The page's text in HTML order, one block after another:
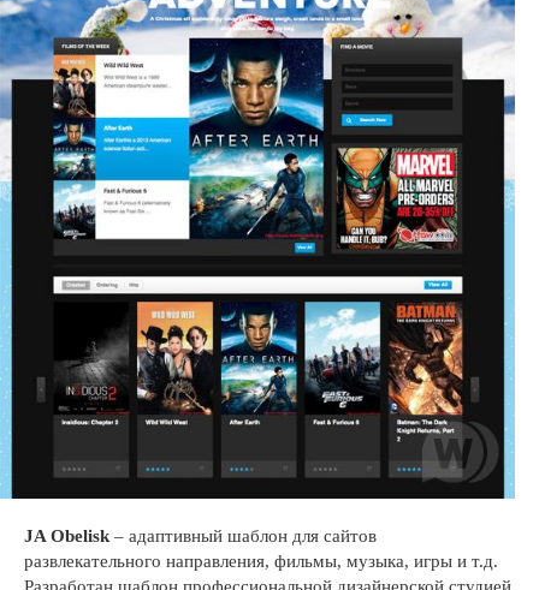
JA Obelisk – адаптивный шаблон для сайтов
развлекательного направления, фильмы, музыка, игры и т.д.